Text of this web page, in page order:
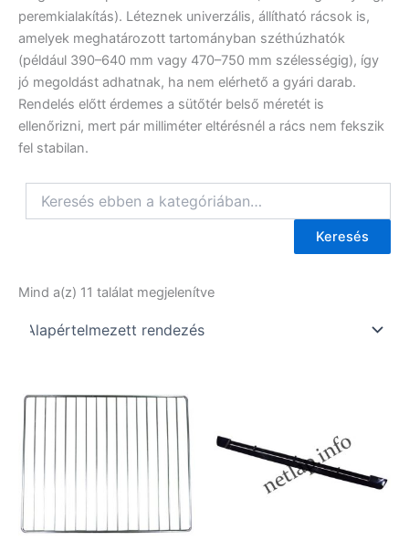
peremkialakítás). Léteznek univerzális, állítható rácsok is,
amelyek meghatározott tartományban széthúzhatók
(például 390–640 mm vagy 470–750 mm szélességig), így
jó megoldást adhatnak, ha nem elérhető a gyári darab.
Rendelés előtt érdemes a sütőtér belső méretét is
ellenőrizni, mert pár milliméter eltérésnél a rács nem fekszik
fel stabilan.
Keresés
Mind a(z) 11 találat megjelenítve